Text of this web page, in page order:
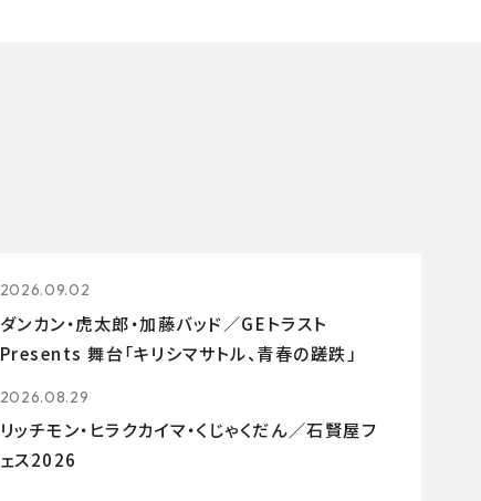
2026.09.02
ダンカン・虎太郎・加藤バッド／GEトラスト
Presents 舞台「キリシマサトル、青春の蹉跌」
2026.08.29
リッチモン・ヒラクカイマ・くじゃくだん／石賢屋フ
ェス2026